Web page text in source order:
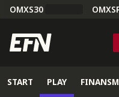
OMXS30
START PLAY